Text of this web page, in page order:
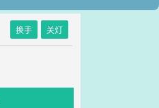
换手 关灯